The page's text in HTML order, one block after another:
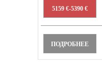
5159 €-5390 €
ПОДРОБНЕЕ